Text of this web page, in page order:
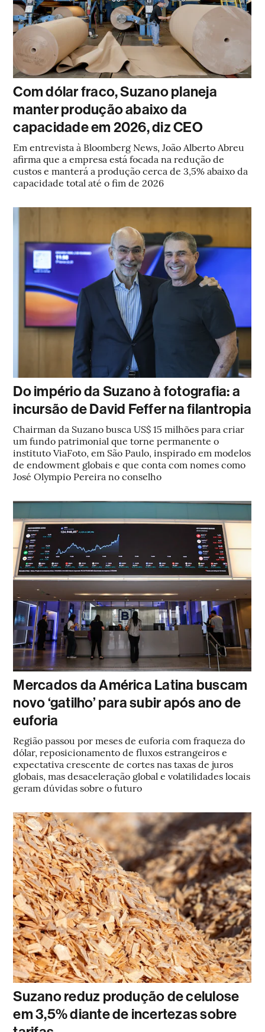
Com dólar fraco, Suzano planeja
manter produção abaixo da
capacidade em 2026, diz CEO
Em entrevista à Bloomberg News, João Alberto Abreu
afirma que a empresa está focada na redução de
custos e manterá a produção cerca de 3,5% abaixo da
capacidade total até o fim de 2026
Do império da Suzano à fotografia: a
incursão de David Feffer na filantropia
Chairman da Suzano busca US$ 15 milhões para criar
um fundo patrimonial que torne permanente o
instituto ViaFoto, em São Paulo, inspirado em modelos
de endowment globais e que conta com nomes como
José Olympio Pereira no conselho
Mercados da América Latina buscam
novo ‘gatilho’ para subir após ano de
euforia
Região passou por meses de euforia com fraqueza do
dólar, reposicionamento de fluxos estrangeiros e
expectativa crescente de cortes nas taxas de juros
globais, mas desaceleração global e volatilidades locais
geram dúvidas sobre o futuro
Suzano reduz produção de celulose
em 3,5% diante de incertezas sobre